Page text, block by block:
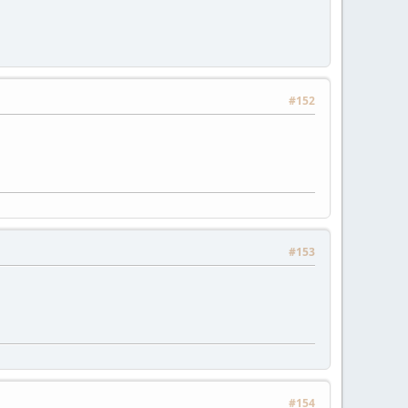
#152
#153
#154